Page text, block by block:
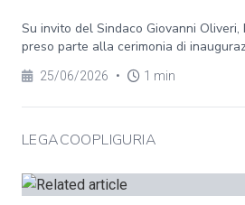
Su invito del Sindaco Giovanni Oliveri,
preso parte alla cerimonia di
25/06/2026 • 1 min
LEGACOOPLIGURIA